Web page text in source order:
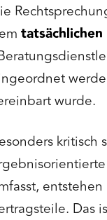
wurde.
kritisch
Das